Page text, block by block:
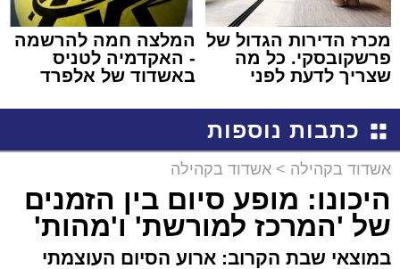
מכרז הדירות הגדול של
פרשקובסקי. כל מה
שצריך לדעת לפני
באשדוד
המלצה חמה להרשמה
- האקדמיה לטניס
באשדוד של אלפרד
כתבות נוספות
אשדוד בקהילה > אשדוד בקהילה
היכונו: מופע סיום בין הזמנים
של 'המרכז למורשת' ו'מהות'
במוצאי שבת הקרוב: ארוע הסיום העוצמתי